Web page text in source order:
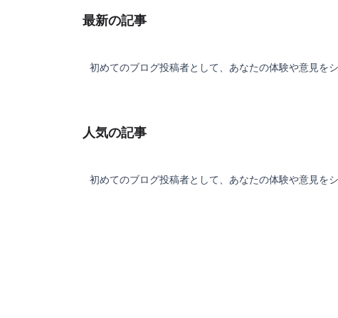
間が省略されず途中のアイテムもスルーする
季節限定イベントやコスチュームもあったの
ストーリーはこれまでのワイルドアームズ作
る内容のはずでしたが…
最新の記事
初めてのブログ投稿者として、あなたの体験や意見を
人気の記事
初めてのブログ投稿者として、あなたの体験や意見を